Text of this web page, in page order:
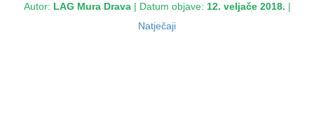
Autor: LAG Mura Drava| Datum objave: 12. veljače 2018. |
Natječaji